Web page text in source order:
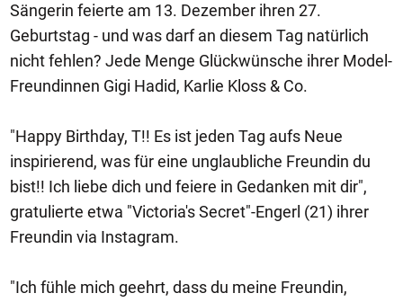
Sängerin feierte am 13. Dezember ihren 27.
Geburtstag - und was darf an diesem Tag natürlich
nicht fehlen? Jede Menge Glückwünsche ihrer Model-
Freundinnen Gigi Hadid, Karlie Kloss & Co.
"Happy Birthday, T!! Es ist jeden Tag aufs Neue
inspirierend, was für eine unglaubliche Freundin du
bist!! Ich liebe dich und feiere in Gedanken mit dir",
gratulierte etwa "Victoria's Secret"-Engerl (21) ihrer
Freundin via Instagram.
"Ich fühle mich geehrt, dass du meine Freundin,